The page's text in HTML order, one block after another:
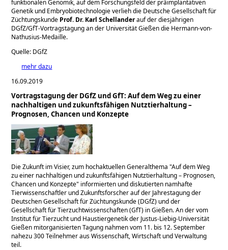
funktionalen Genomik, auf dem Forschungsfeld der präimplantativen
Genetik und Embryobiotechnologie verlieh die Deutsche Gesellschaft für
Züchtungskunde Prof. Dr. Karl Schellanderauf der diesjährigen
DGfZ/GfT-Vortragstagung an der Universität Gießen die Hermann-von-
Nathusius-Medaille.
Quelle: DGfZ
mehr dazu
16.09.2019
Vortragstagung der DGfZ und GfT: Auf dem Weg zu einer
nachhaltigen und zukunftsfähigen Nutztierhaltung –
Prognosen, Chancen und Konzepte
Die Zukunft im Visier, zum hochaktuellen Generalthema Auf dem Weg
zu einer nachhaltigen und zukunftsfähigen Nutztierhaltung – Prognosen,
Chancen und Konzepte informierten und diskutierten namhafte
Tierwissenschaftler und Zukunftsforscher auf der Jahrestagung der
Deutschen Gesellschaft für Züchtungskunde (DGfZ) und der
Gesellschaft für Tierzuchtwissenschaften (GfT) in Gießen. An der vom
Institut für Tierzucht und Haustiergenetik der Justus-Liebig-Universität
Gießen mitorganisierten Tagung nahmen vom 11. bis 12. September
nahezu 300 Teilnehmer aus Wissenschaft, Wirtschaft und Verwaltung
teil.